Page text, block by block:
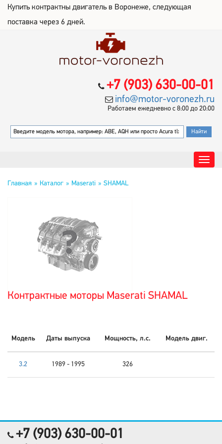
Купить контрактны двигатель в Воронеже, следующая
поставка через 6 дней.
+7 (903) 630-00-01
info@motor-voronezh.ru
Работаем ежедневно с 8:00 до 20:00
Главная Каталог Maserati SHAMAL
Контрактные моторы Maserati SHAMAL
Модель Даты выпуска Мощность, л.с. Модель двиг.
3.2 1989 - 1995 326
+7 (903) 630-00-01